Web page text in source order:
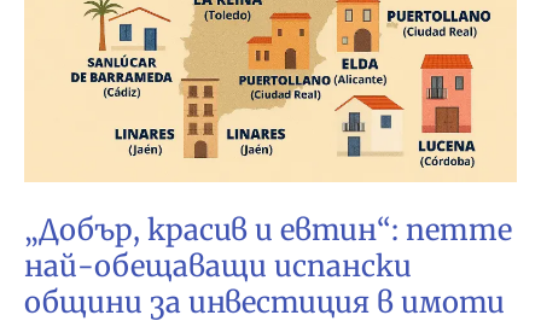
„Добър, красив и евтин“: петте
най-обещаващи испански
общини за инвестиция в имоти